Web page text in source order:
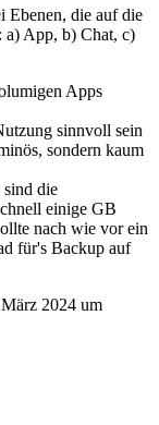
Ebenen, die auf die
a) App, b) Chat, c)
Apps
sinnvoll sein
sondern kaum
sind die
einige GB
nach wie vor ein
für's Backup auf
2024 um